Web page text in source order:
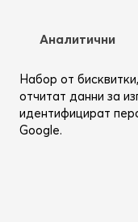
23,42 €/45,81
Добави
Аналитични
Набор от
отчитат данни за
идентифицират
Google.